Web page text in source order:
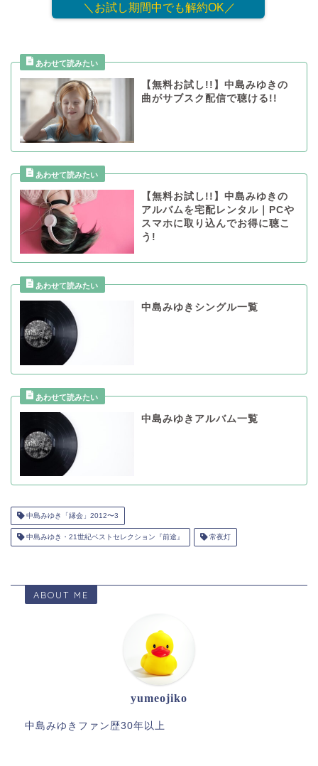
＼お試し期間中でも解約OK／
【無料お試し!!】中島みゆきの
曲がサブスク配信で聴ける!!
【無料お試し!!】中島みゆきの
アルバムを宅配レンタル｜PCや
スマホに取り込んでお得に聴こ
う!
中島みゆきシングル一覧
中島みゆきアルバム一覧
中島みゆき「縁会」2012〜3
中島みゆき・21世紀ベストセレクション『前途』 常夜灯
ABOUT ME
yumeojiko
中島みゆきファン歴30年以上